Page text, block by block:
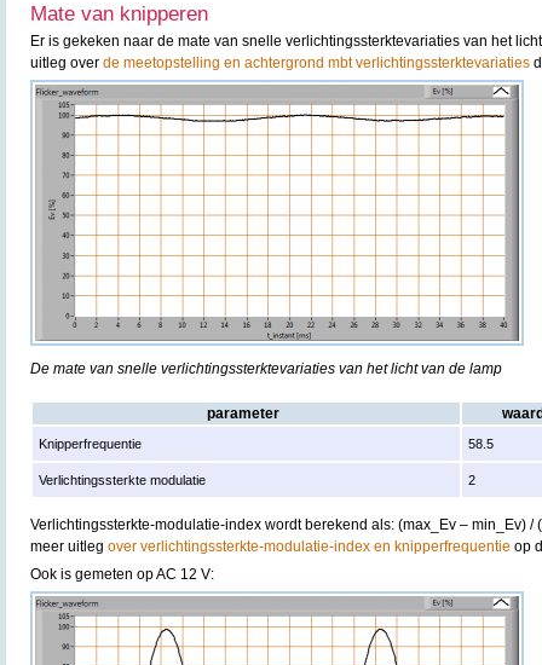
Mate van knipperen
Er is gekeken naar de mate van snelle verlichtingssterktevariaties van het
uitleg over de meetopstelling en achtergrond mbt verlichtingssterktevariaties
De mate van snelle verlichtingssterktevariaties van het licht van de lamp
parameter
Knipperfrequentie 58.5
Verlichtingssterkte modulatie 2
Verlichtingssterkte-modulatie-index wordt berekend als: (max_Ev – min_Ev) /
meer uitleg over verlichtingssterkte-modulatie-index en knipperfrequentie op
Ook is gemeten op AC 12 V: